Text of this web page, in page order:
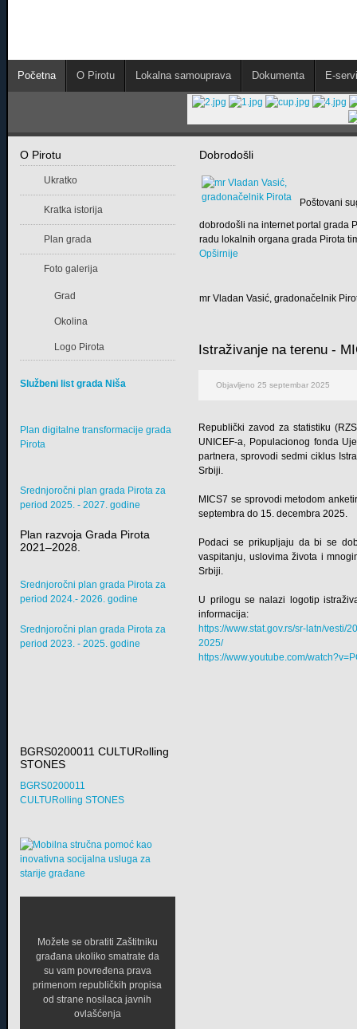
Početna O Pirotu Lokalna samouprava Dokumenta E-
Dobrodošli
Poštovani
dobrodošli na internet portal grada
radu lokalnih organa grada Pirota
Opširnije
mr Vladan Vasić, gradonačelnik
Istraživanje na terenu -
Objavljeno 25 septembar 2025
Republički zavod za statistiku
UNICEF-a, Populacionog fonda
partnera, sprovodi sedmi ciklus
Srbiji.
MICS7 se sprovodi metodom
septembra do 15. decembra 2025.
Podaci se prikupljaju da bi se
vaspitanju, uslovima života i
Srbiji.
U prilogu se nalazi logotip
informacija:
https://www.stat.gov.rs/sr-latn/
2025/
https://www.youtube.com/
O Pirotu
Ukratko
Kratka istorija
Plan grada
Foto galerija
Grad
Okolina
Logo Pirota
Službeni list grada Niša
Plan digitalne transformacije grada
Pirota
Srednjoročni plan grada Pirota za
period 2025. - 2027. godine
Plan razvoja Grada Pirota
2021–2028.
Srednjoročni plan grada Pirota za
period 2024.- 2026. godine
Srednjoročni plan grada Pirota za
period 2023. - 2025. godine
BGRS0200011 CULTURolling
STONES
BGRS0200011
CULTURolling STONES
Možete se obratiti Zaštitniku
građana ukoliko smatrate da
su vam povređena prava
primenom republičkih propisa
od strane nosilaca javnih
ovlašćenja